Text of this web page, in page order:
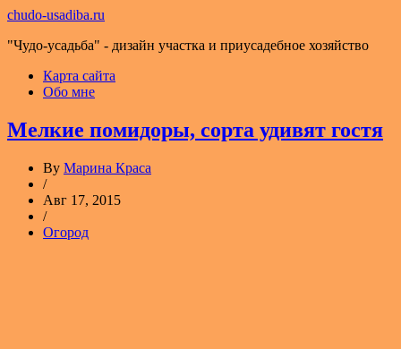
chudo-usadiba.ru
"Чудо-усадьба" - дизайн участка и приусадебное хозяйство
Карта сайта
Обо мне
Мелкие помидоры, сорта удивят гостя
By Марина Краса
/
Авг 17, 2015
/
Огород